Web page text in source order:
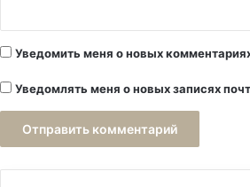
Уведомить меня о новых
Уведомлять меня о новых записях